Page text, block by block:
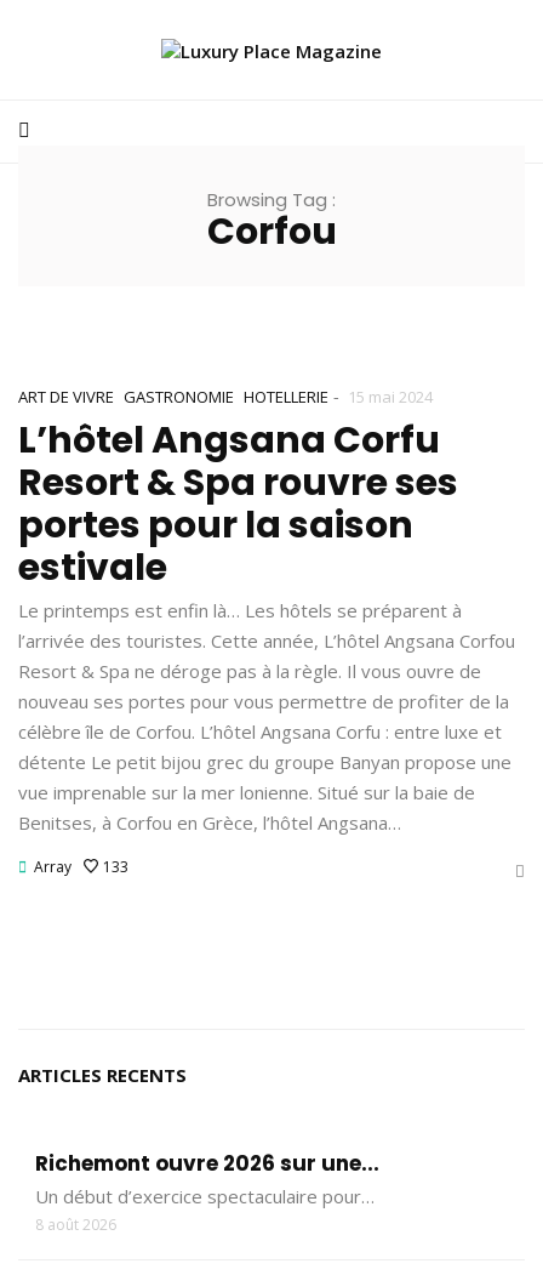
Browsing Tag :
Corfou
ART DE VIVRE GASTRONOMIE HOTELLERIE - 15 mai 2024
L’hôtel Angsana Corfu
Resort & Spa rouvre ses
portes pour la saison
estivale
Le printemps est enfin là… Les hôtels se préparent à
l’arrivée des touristes. Cette année, L’hôtel Angsana Corfou
Resort & Spa ne déroge pas à la règle. Il vous ouvre de
nouveau ses portes pour vous permettre de profiter de la
célèbre île de Corfou. L’hôtel Angsana Corfu : entre luxe et
détente Le petit bijou grec du groupe Banyan propose une
vue imprenable sur la mer lonienne. Situé sur la baie de
Benitses, à Corfou en Grèce, l’hôtel Angsana…
Array 133
ARTICLES RECENTS
Richemont ouvre 2026 sur une...
Un début d’exercice spectaculaire pour…
8 août 2026